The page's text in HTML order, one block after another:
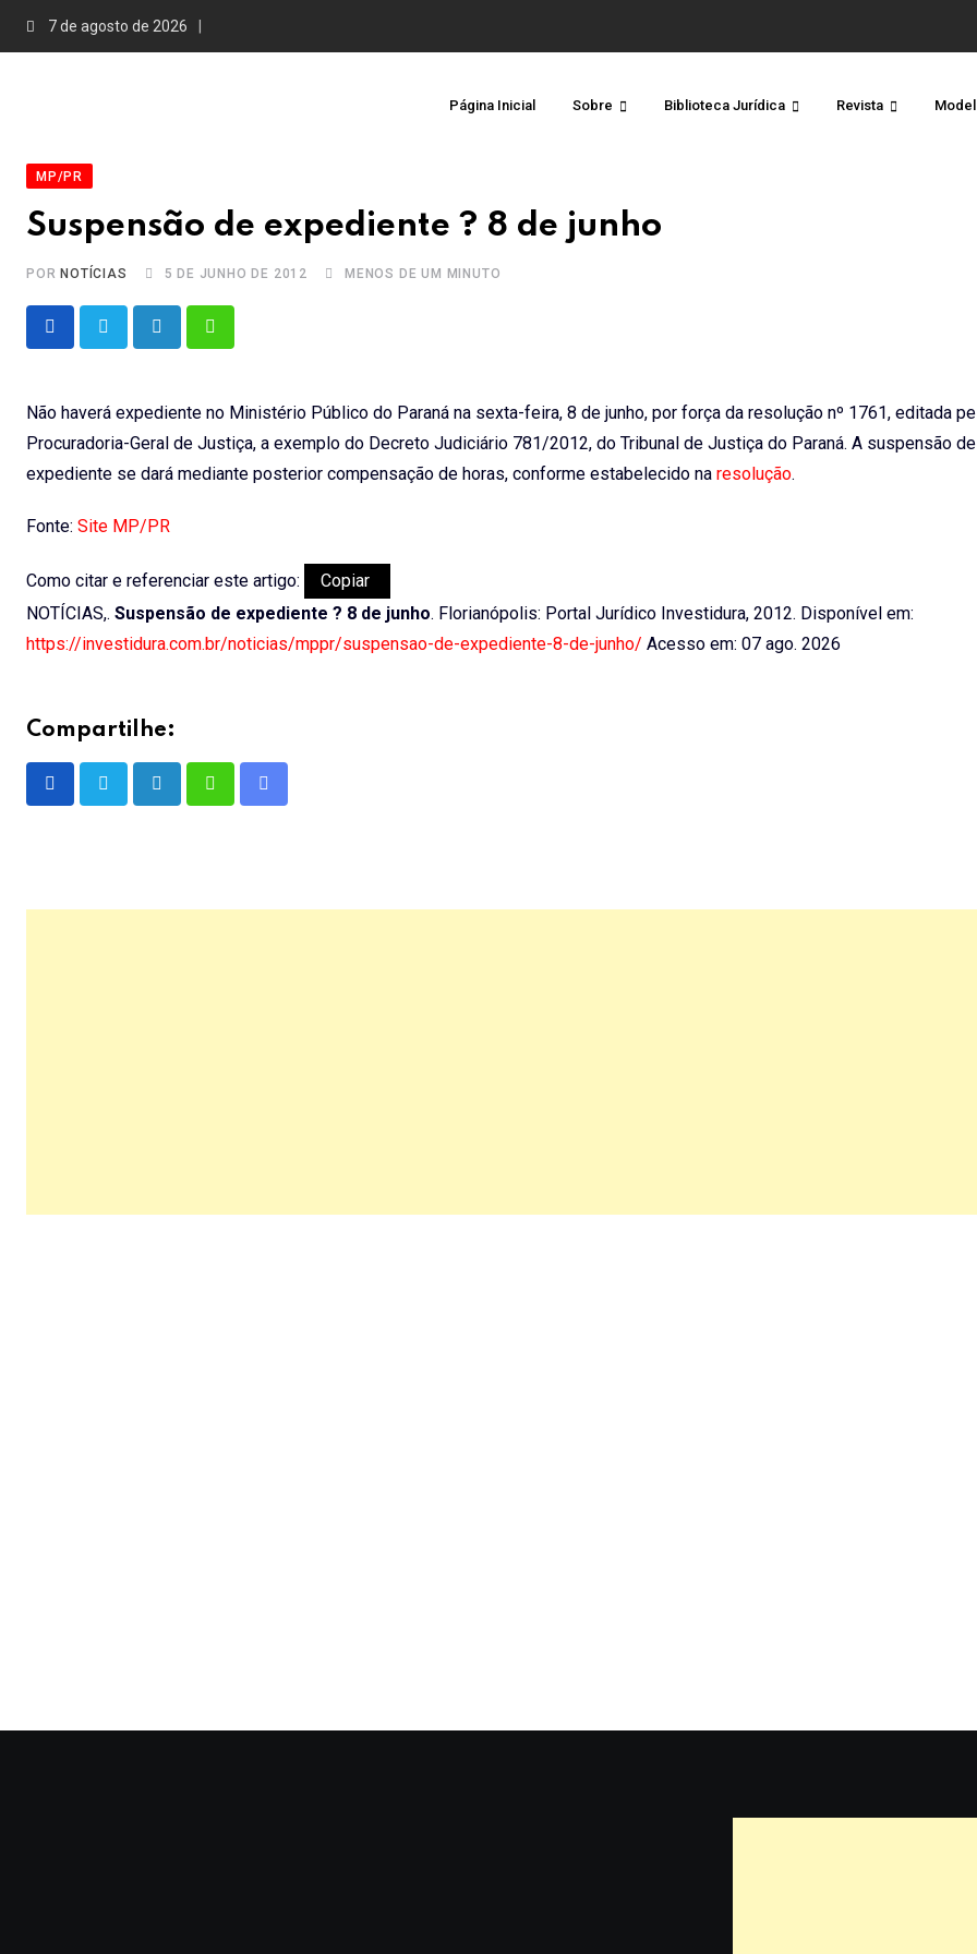
7 de agosto de 2026
Página Inicial Sobre Biblioteca Jurídica Revista
MP/PR
Suspensão de expediente ? 8 de junho
PORNOTÍCIAS 5 DE JUNHO DE 2012 MENOS DE UM MINUTO
LinkedInWhatsapp
Não haverá expediente no Ministério Público do Paraná na sexta-feira, 8 de junho, por força da resolução nº 1761, editada
Procuradoria-Geral de Justiça, a exemplo do Decreto Judiciário 781/2012, do Tribunal de Justiça do Paraná. A suspensão de
expediente se dará mediante posterior compensação de horas, conforme estabelecido na resolução.
Fonte: Site MP/PR
Como citar e referenciar este artigo:
Copiar
NOTÍCIAS,. Suspensão de expediente ? 8 de junho. Florianópolis: Portal Jurídico Investidura, 2012. Disponível em:
https://investidura.com.br/noticias/mppr/suspensao-de-expediente-8-de-junho/ Acesso em: 07 ago. 2026
Compartilhe:
LinkedInWhatsappShare